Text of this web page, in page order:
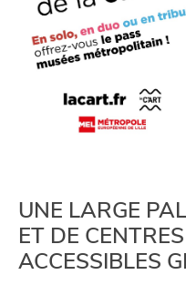
UNE LARGE
ET DE
ACCESSIBLES